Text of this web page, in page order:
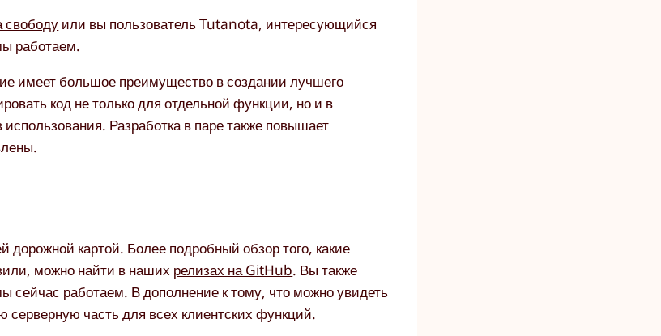
свободу или вы пользователь Tutanota, интересующийся
работаем.
имеет большое преимущество в создании лучшего
код не только для отдельной функции, но и в
Разработка в паре также повышает
картой. Более подробный обзор того, какие
можно найти в наших релизах на GitHub. Вы также
сейчас работаем. В дополнение к тому, что можно увидеть
часть для всех клиентских функций.